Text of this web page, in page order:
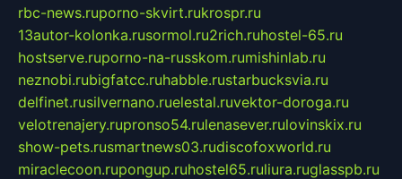
rbc-news.ruporno-skvirt.rukrospr.ru
13autor-kolonka.rusormol.ru2rich.ruhostel-65.ru
hostserve.ruporno-na-russkom.rumishinlab.ru
neznobi.rubigfatcc.ruhabble.rustarbucksvia.ru
delfinet.rusilvernano.ruelestal.ruvektor-doroga.ru
velotrenajery.rupronso54.rulenasever.rulovinskix.ru
show-pets.rusmartnews03.rudiscofoxworld.ru
miraclecoon.rupongup.ruhostel65.ruliura.ruglasspb.ru